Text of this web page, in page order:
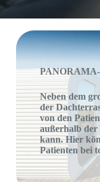
Neben dem
der
von den
außerhalb der
kann. Hier
Patienten bei